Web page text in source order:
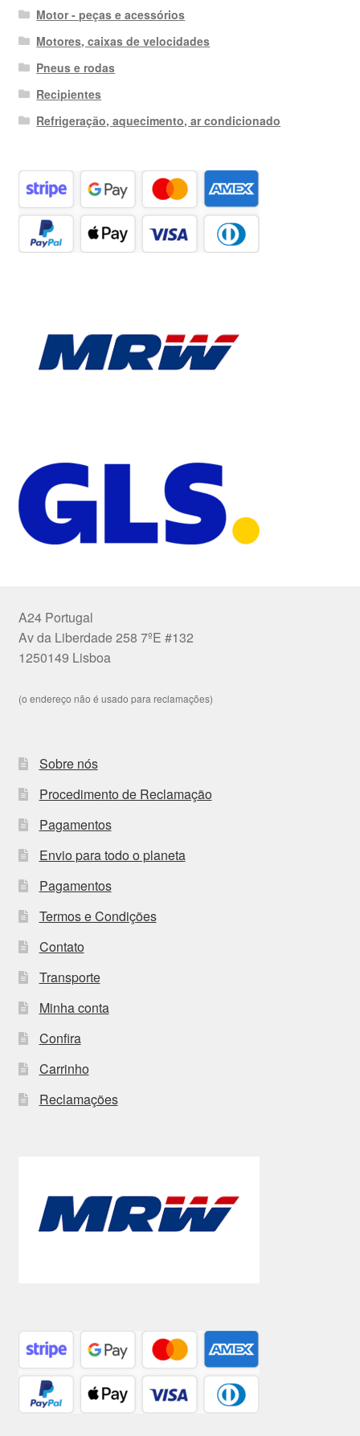
Motor - peças e acessórios
Motores, caixas de velocidades
Pneus e rodas
Recipientes
Refrigeração, aquecimento, ar condicionado
A24 Portugal
Av da Liberdade 258 7ºE #132
1250149 Lisboa
(o endereço não é usado para reclamações)
Sobre nós
Procedimento de Reclamação
Pagamentos
Envio para todo o planeta
Pagamentos
Termos e Condições
Contato
Transporte
Minha conta
Confira
Carrinho
Reclamações